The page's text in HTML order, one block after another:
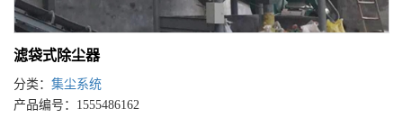
滤袋式除尘器
分类： 集尘系统
产品编号：1555486162